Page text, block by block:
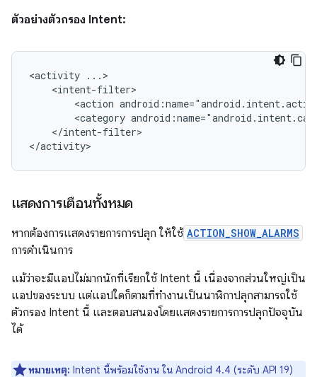
ตัวอย่างตัวกรอง Intent:
<activity
<action
<category
</intent-filter>
</activity>
แสดงการเตือนทั้งหมด
หากต้องการแสดงรายการการปลุก ให้ใช้ ACTION_SHOW_ALARMS
การดำเนินการ
แม้ว่าจะมีแอปไม่มากนักที่เรียกใช้ Intent นี้ เนื่องจากส่วนใหญ่เป็น
แอปของระบบ แต่แอปใดก็ตามที่ทำงานเป็นนาฬิกาปลุกสามารถใช้
ตัวกรอง Intent นี้ และตอบสนองโดยแสดงรายการการปลุกปัจจุบัน
ได้
หมายเหตุ: Intent นี้พร้อมใช้งาน ใน Android 4.4 (ระดับ API 19)